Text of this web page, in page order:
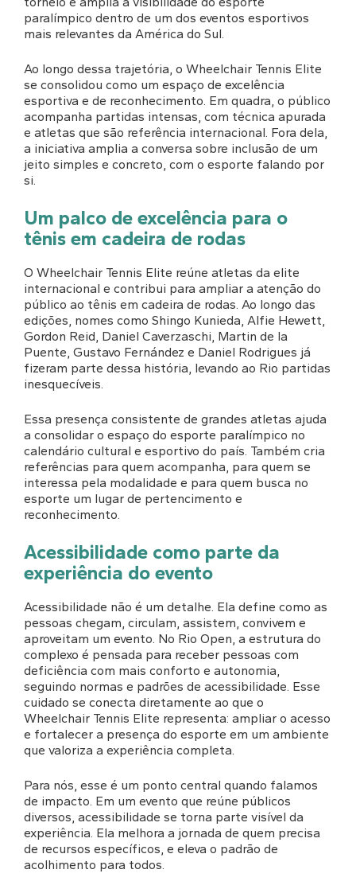
paralímpico dentro de um dos eventos esportivos
mais relevantes da América do Sul.
Ao longo dessa trajetória, o Wheelchair Tennis Elite
se consolidou como um espaço de excelência
esportiva e de reconhecimento. Em quadra, o público
acompanha partidas intensas, com técnica apurada
e atletas que são referência internacional. Fora dela,
a iniciativa amplia a conversa sobre inclusão de um
jeito simples e concreto, com o esporte falando por
si.
Um palco de excelência para o
tênis em cadeira de rodas
O Wheelchair Tennis Elite reúne atletas da elite
internacional e contribui para ampliar a atenção do
público ao tênis em cadeira de rodas. Ao longo das
edições, nomes como Shingo Kunieda, Alfie Hewett,
Gordon Reid, Daniel Caverzaschi, Martin de la
Puente, Gustavo Fernández e Daniel Rodrigues já
fizeram parte dessa história, levando ao Rio partidas
inesquecíveis.
Essa presença consistente de grandes atletas ajuda
a consolidar o espaço do esporte paralímpico no
calendário cultural e esportivo do país. Também cria
referências para quem acompanha, para quem se
interessa pela modalidade e para quem busca no
esporte um lugar de pertencimento e
reconhecimento.
Acessibilidade como parte da
experiência do evento
Acessibilidade não é um detalhe. Ela define como as
pessoas chegam, circulam, assistem, convivem e
aproveitam um evento. No Rio Open, a estrutura do
complexo é pensada para receber pessoas com
deficiência com mais conforto e autonomia,
seguindo normas e padrões de acessibilidade. Esse
cuidado se conecta diretamente ao que o
Wheelchair Tennis Elite representa: ampliar o acesso
e fortalecer a presença do esporte em um ambiente
que valoriza a experiência completa.
Para nós, esse é um ponto central quando falamos
de impacto. Em um evento que reúne públicos
diversos, acessibilidade se torna parte visível da
experiência. Ela melhora a jornada de quem precisa
de recursos específicos, e eleva o padrão de
acolhimento para todos.